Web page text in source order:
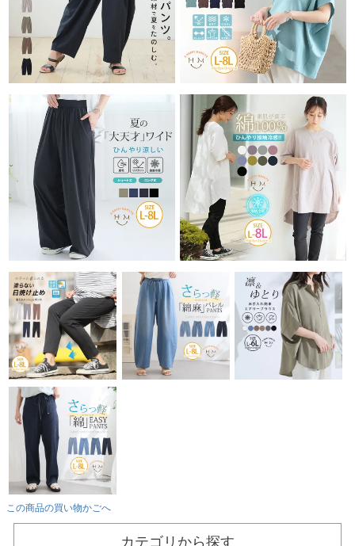
この商品の買い物かごへ
カテゴリから探す